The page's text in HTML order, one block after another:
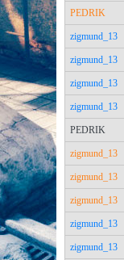
PEDRIK
zigmund_13
zigmund_13
zigmund_13
zigmund_13
PEDRIK
zigmund_13
zigmund_13
zigmund_13
zigmund_13
zigmund_13